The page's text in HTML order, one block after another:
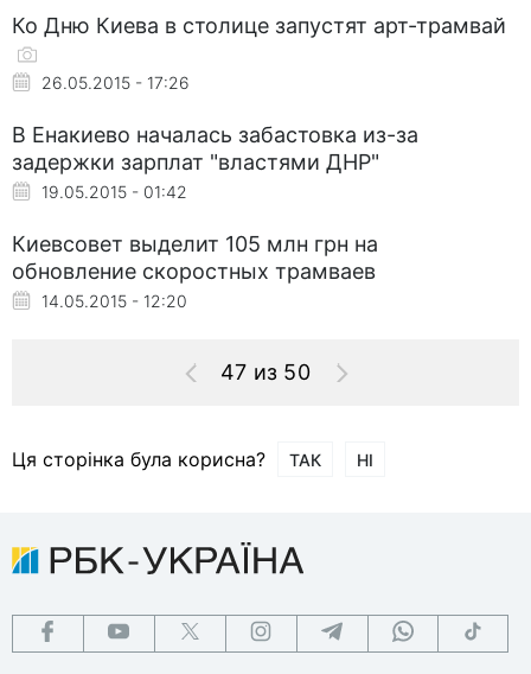
Ко Дню Киева в столице запустят арт-трамвай
26.05.2015 - 17:26
В Енакиево началась забастовка из-за
задержки зарплат "властями ДНР"
19.05.2015 - 01:42
Киевсовет выделит 105 млн грн на
обновление скоростных трамваев
14.05.2015 - 12:20
47 из 50
Ця сторінка була корисна? ТАК НІ